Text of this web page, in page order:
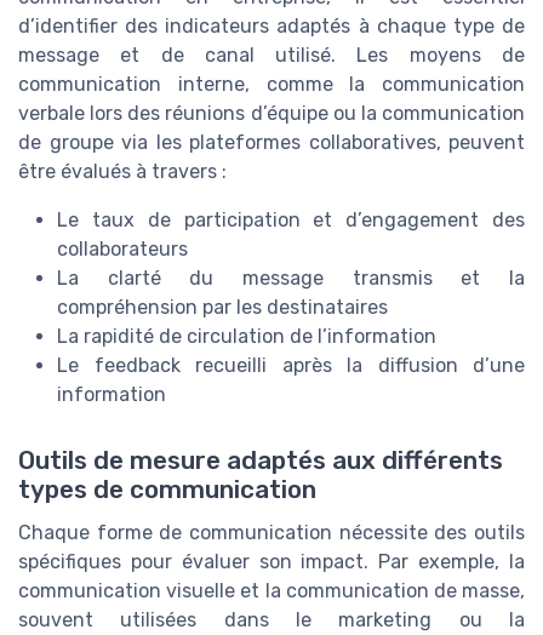
d’identifier des indicateurs adaptés à chaque type de
message et de canal utilisé. Les moyens de
communication interne, comme la communication
verbale lors des réunions d’équipe ou la communication
de groupe via les plateformes collaboratives, peuvent
être évalués à travers :
Le taux de participation et d’engagement des
collaborateurs
La clarté du message transmis et la
compréhension par les destinataires
La rapidité de circulation de l’information
Le feedback recueilli après la diffusion d’une
information
Outils de mesure adaptés aux différents
types de communication
Chaque forme de communication nécessite des outils
spécifiques pour évaluer son impact. Par exemple, la
communication visuelle et la communication de masse,
souvent utilisées dans le marketing ou la